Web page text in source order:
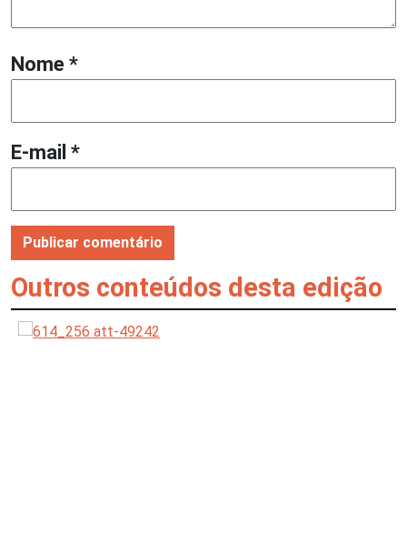
Nome *
E-mail *
Outros conteúdos desta edição